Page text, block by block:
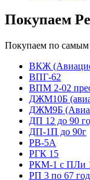
Покупаем
Покупаем по
ВКЖ
ВПГ-62
ВПМ 2-02
ДЖМ10Б
ДЖМ9Б
ДП 12 до 90
ДП-1П до 90г
РВ-5А
РГК 15
РКМ-1 с ПЛи
РП 3 по 67 год